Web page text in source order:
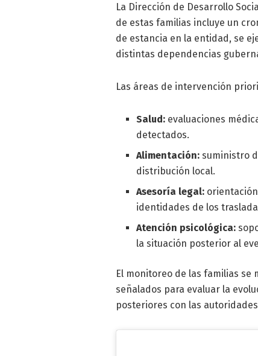
La Dirección de Desarrollo
de estas familias incluye un
de estancia en la entidad, se
distintas dependencias
Las áreas de intervención
Salud: evaluaciones
detectados.
Alimentación: suministro
distribución local.
Asesoría legal:
identidades de los
Atención psicológica:
la situación posterior al
El monitoreo de las familias
señalados para evaluar la
posteriores con las